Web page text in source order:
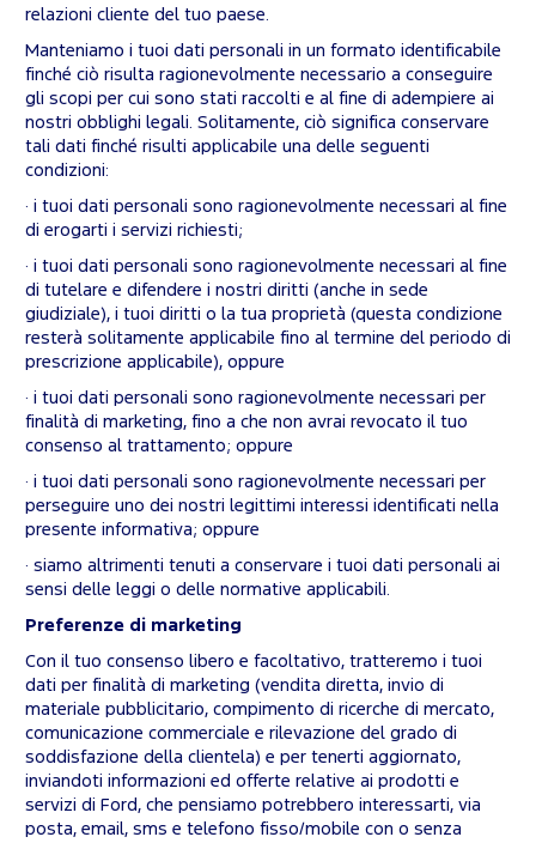
relazioni cliente del tuo paese.
Manteniamo i tuoi dati personali in un formato identificabile
finché ciò risulta ragionevolmente necessario a conseguire
gli scopi per cui sono stati raccolti e al fine di adempiere ai
nostri obblighi legali. Solitamente, ciò significa conservare
tali dati finché risulti applicabile una delle seguenti
condizioni:
· i tuoi dati personali sono ragionevolmente necessari al fine
di erogarti i servizi richiesti;
· i tuoi dati personali sono ragionevolmente necessari al fine
di tutelare e difendere i nostri diritti (anche in sede
giudiziale), i tuoi diritti o la tua proprietà (questa condizione
resterà solitamente applicabile fino al termine del periodo di
prescrizione applicabile), oppure
· i tuoi dati personali sono ragionevolmente necessari per
finalità di marketing, fino a che non avrai revocato il tuo
consenso al trattamento; oppure
· i tuoi dati personali sono ragionevolmente necessari per
perseguire uno dei nostri legittimi interessi identificati nella
presente informativa; oppure
· siamo altrimenti tenuti a conservare i tuoi dati personali ai
sensi delle leggi o delle normative applicabili.
Preferenze di marketing
Con il tuo consenso libero e facoltativo, tratteremo i tuoi
dati per finalità di marketing (vendita diretta, invio di
materiale pubblicitario, compimento di ricerche di mercato,
comunicazione commerciale e rilevazione del grado di
soddisfazione della clientela) e per tenerti aggiornato,
inviandoti informazioni ed offerte relative ai prodotti e
servizi di Ford, che pensiamo potrebbero interessarti, via
posta, email, sms e telefono fisso/mobile con o senza